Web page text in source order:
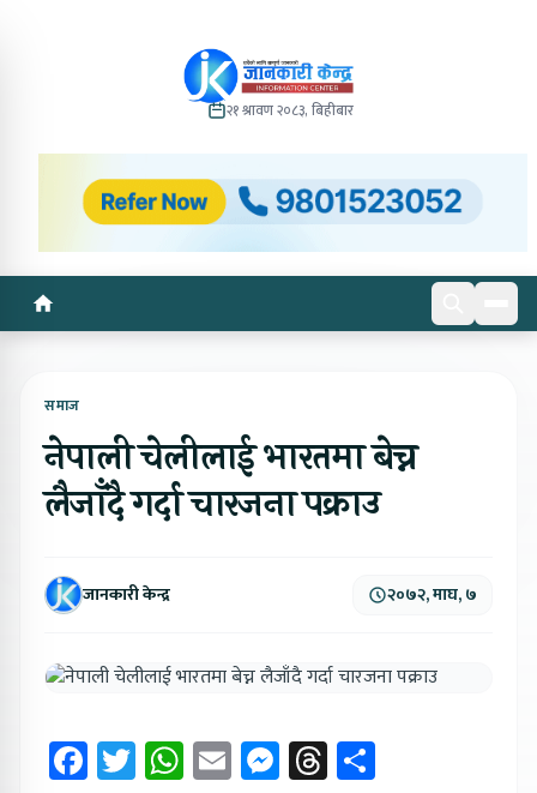
२१ श्रावण २०८३, बिहीबार
समाज
नेपाली चेलीलाई भारतमा बेच्न
लैजाँदै गर्दा चारजना पक्राउ
जानकारी केन्द्र २०७२, माघ, ७
Facebook
Twitter
WhatsApp
EmailMessenger
Threads